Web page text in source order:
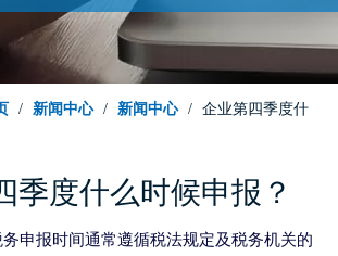
/ 新闻中心 / 新闻中心 / 企业第四季度什
季度什么时候申报？
申报时间通常遵循税法规定及税务机关的